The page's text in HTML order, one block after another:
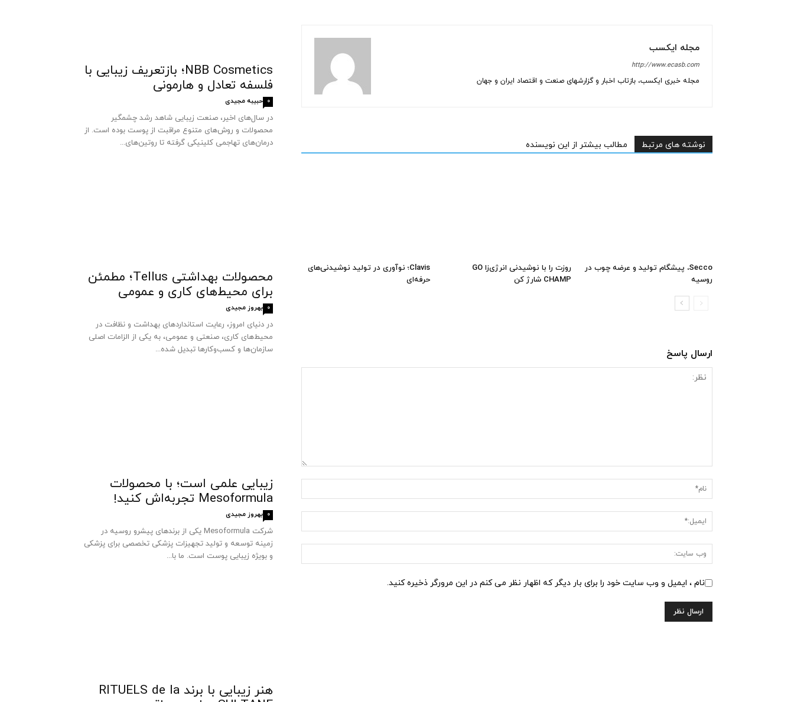
مجله ایکسب
http://www.ecasb.com
مجله خبری ایکسب، بازتاب اخبار و گزارشهای صنعت و اقتصاد ایران و جهان
نوشته های مرتبط مطالب بیشتر از این نویسنده
Clavis؛ نوآوری در تولید نوشیدنی‌های
حرفه‌ای
روزت را با نوشیدنی انرژی‌زا GO
CHAMP شارژ کن
Secco، پیشگام تولید و عرضه چوب در
روسیه
ارسال پاسخ
نام ، ایمیل و وب سایت خود را برای بار دیگر که اظهار نظر می کنم در این مرورگر ذخیره کنید.
NBB Cosmetics؛ بازتعریف زیبایی با
فلسفه تعادل و هارمونی
حبیبه مجیدی 0
در سال‌های اخیر، صنعت زیبایی شاهد رشد چشمگیر
محصولات و روش‌های متنوع مراقبت از پوست بوده است. از
درمان‌های تهاجمی کلینیکی گرفته تا روتین‌های...
محصولات بهداشتی Tellus؛ مطمئن
برای محیط‌های کاری و عمومی
بهروز مجیدی 0
در دنیای امروز، رعایت استانداردهای بهداشت و نظافت در
محیط‌های کاری، صنعتی و عمومی، به یکی از الزامات اصلی
سازمان‌ها و کسب‌وکارها تبدیل شده...
زیبایی علمی است؛ با محصولات
Mesoformula تجربه‌اش کنید!
بهروز مجیدی 0
شرکت Mesoformula یکی از برندهای پیشرو روسیه در
زمینه توسعه و تولید تجهیزات پزشکی تخصصی برای پزشکی
و بویژه زیبایی پوست است. ما با...
هنر زیبایی با برند RITUELS de la